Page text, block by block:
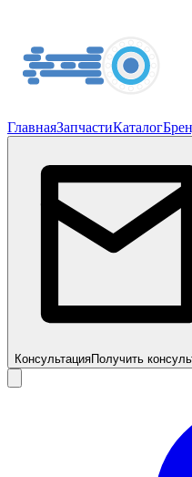
ГлавнаяЗапчастиКаталог
КонсультацияПолучить